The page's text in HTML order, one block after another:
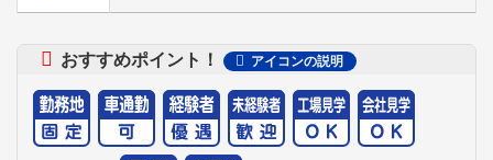
おすすめポイント！ アイコンの説明